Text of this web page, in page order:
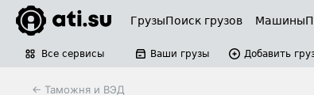
ГрузыПоиск грузов Машины
Все сервисы Ваши грузы Добавить
← Таможня и ВЭД